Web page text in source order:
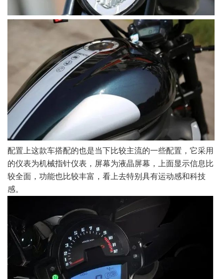
配置上这款车搭配的也是当下比较主流的一些配置，它采用
的仪表为机械指针仪表，屏幕为液晶屏幕，上面显示信息比
较全面，功能也比较丰富，看上去特别具有运动感和科技
感。